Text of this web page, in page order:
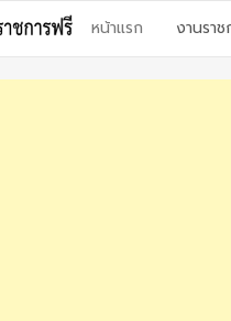
หน้าแรก งานราช